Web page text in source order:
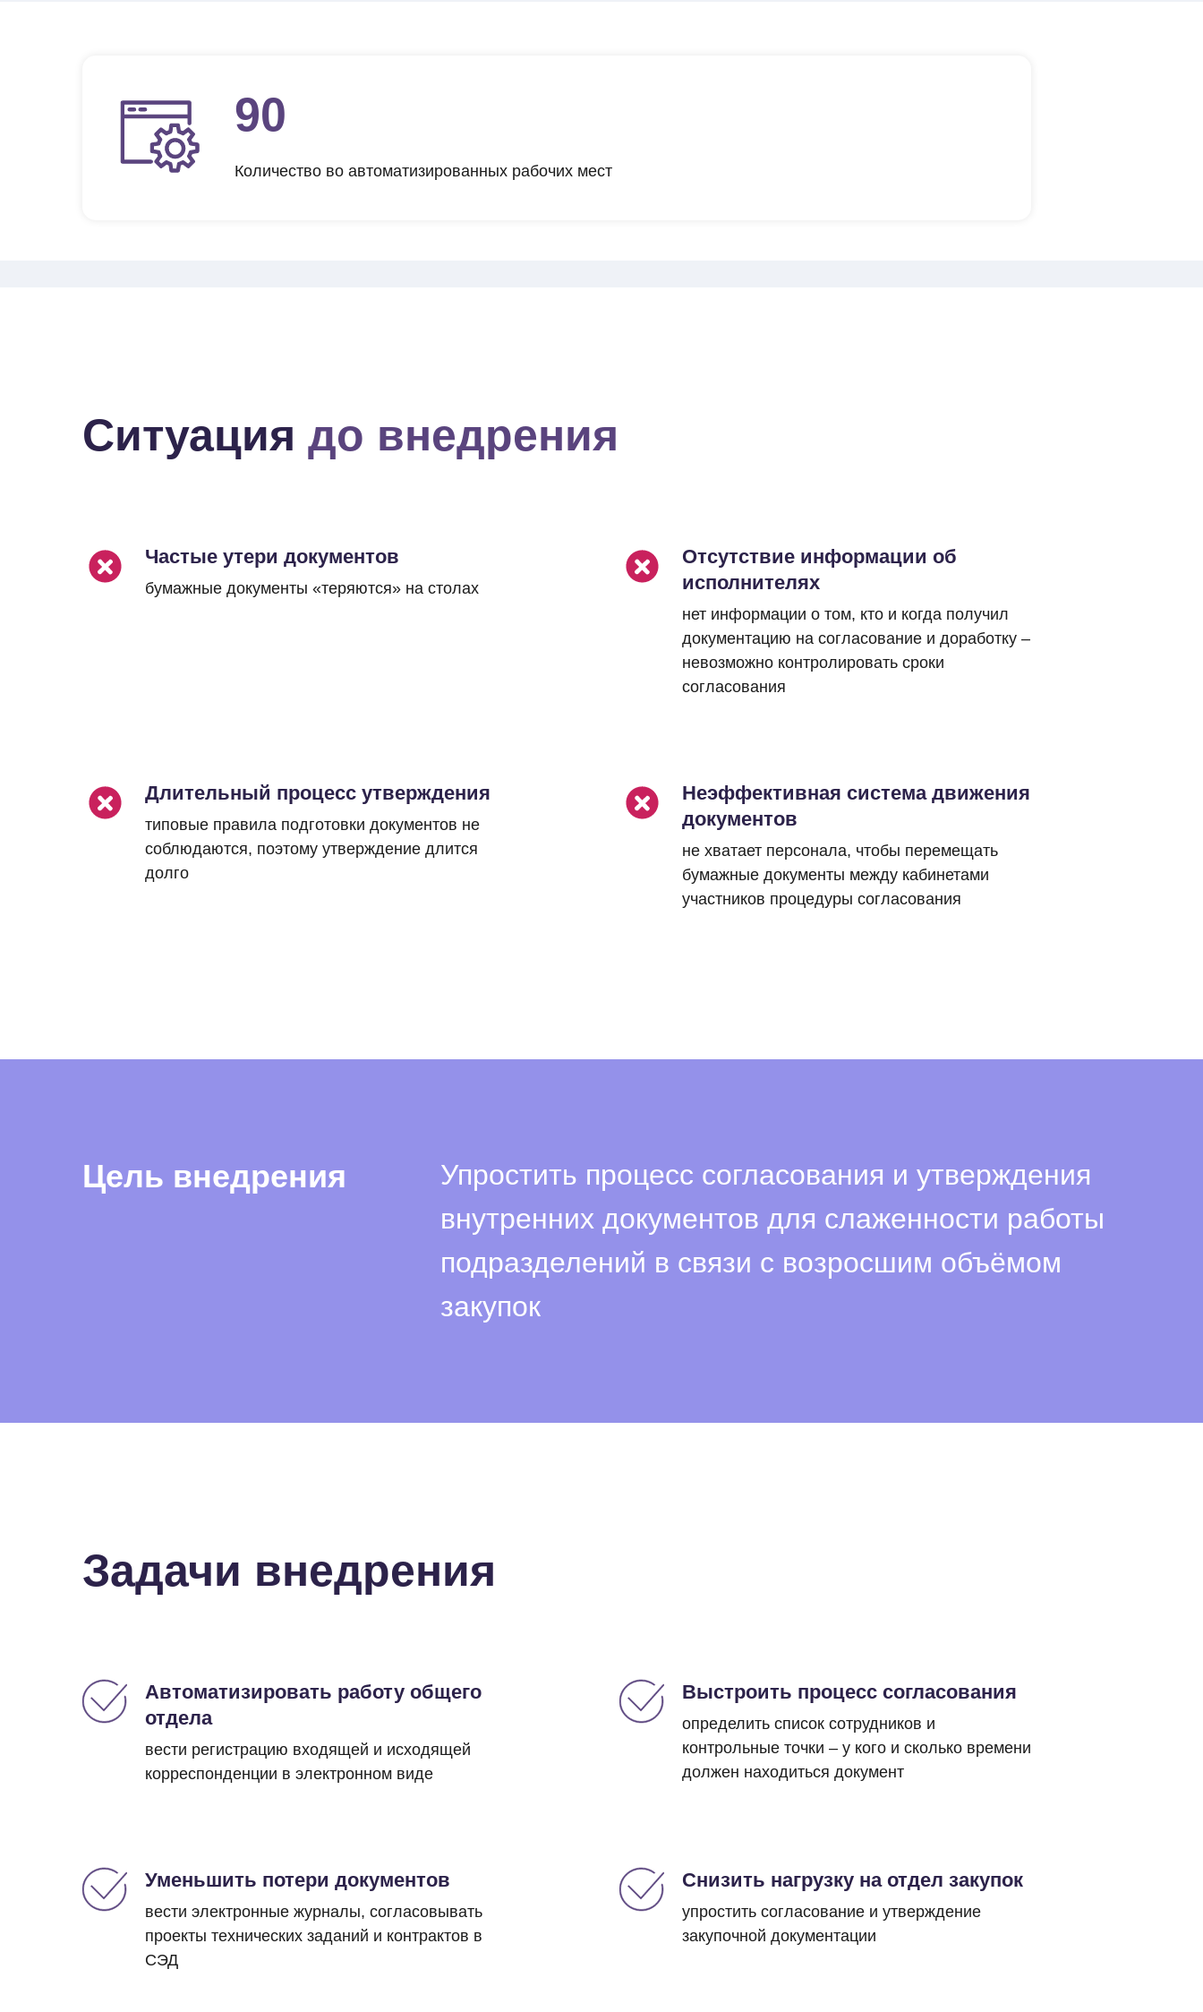
90
Количество во автоматизированных рабочих мест
Ситуация до внедрения
Частые утери документов
бумажные документы «теряются» на столах
Отсутствие информации об
исполнителях
нет информации о том, кто и когда получил
документацию на согласование и доработку –
невозможно контролировать сроки
согласования
Длительный процесс утверждения
типовые правила подготовки документов не
соблюдаются, поэтому утверждение длится
долго
Неэффективная система движения
документов
не хватает персонала, чтобы перемещать
бумажные документы между кабинетами
участников процедуры согласования
Цель внедрения
Упростить процесс согласования и утверждения
внутренних документов для слаженности работы
подразделений в связи с возросшим объёмом
закупок
Задачи внедрения
Автоматизировать работу общего
отдела
вести регистрацию входящей и исходящей
корреспонденции в электронном виде
Выстроить процесс согласования
определить список сотрудников и
контрольные точки – у кого и сколько времени
должен находиться документ
Уменьшить потери документов
вести электронные журналы, согласовывать
проекты технических заданий и контрактов в
СЭД
Снизить нагрузку на отдел закупок
упростить согласование и утверждение
закупочной документации